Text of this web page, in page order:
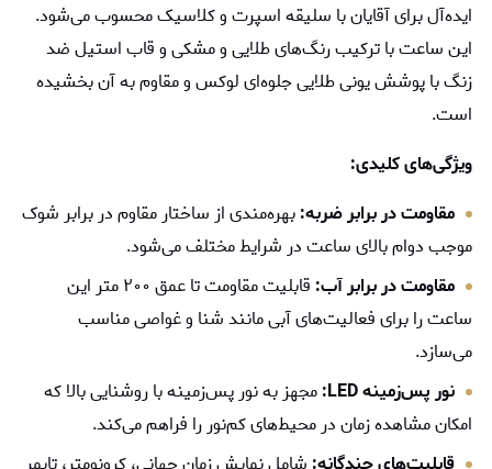
ایده‌آل برای آقایان با سلیقه اسپرت و کلاسیک محسوب می‌شود.
این ساعت با ترکیب رنگ‌های طلایی و مشکی و قاب استیل ضد
زنگ با پوشش یونی طلایی جلوه‌ای لوکس و مقاوم به آن بخشیده
است.
ویژگی‌های کلیدی:
مقاومت در برابر ضربه:بهره‌مندی از ساختار مقاوم در برابر شوک
موجب دوام بالای ساعت در شرایط مختلف می‌شود.
مقاومت در برابر آب:
قابلیت مقاومت تا عمق ۲۰۰ متر این
ساعت را برای فعالیت‌های آبی مانند شنا و غواصی مناسب
می‌سازد.
نور پس‌زمینه LED:
مجهز به نور پس‌زمینه با روشنایی بالا که
امکان مشاهده زمان در محیط‌های کم‌نور را فراهم می‌کند.